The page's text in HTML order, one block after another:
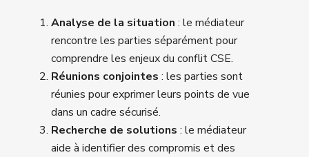
Analyse de la situation : le médiateur
rencontre les parties séparément pour
comprendre les enjeux du conflit CSE.
Réunions conjointes : les parties sont
réunies pour exprimer leurs points de vue
dans un cadre sécurisé.
Recherche de solutions : le médiateur
aide à identifier des compromis et des